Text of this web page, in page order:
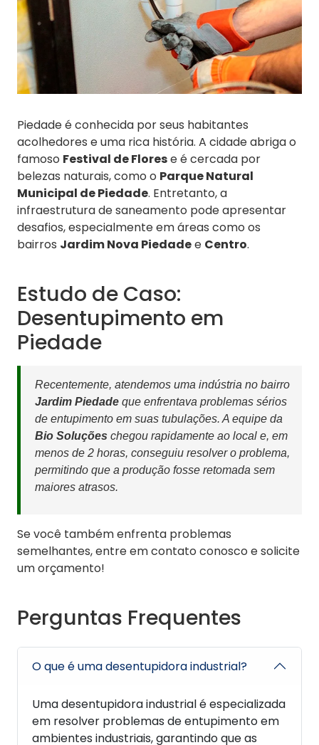
Piedade é conhecida por seus habitantes
acolhedores e uma rica história. A cidade abriga o
famoso Festival de Florese é cercada por
belezas naturais, como o Parque Natural
Municipal de Piedade. Entretanto, a
infraestrutura de saneamento pode apresentar
desafios, especialmente em áreas como os
bairros Jardim Nova Piedadee Centro.
Estudo de Caso:
Desentupimento em
Piedade
Recentemente, atendemos uma indústria no bairro
Jardim Piedade que enfrentava problemas sérios
de entupimento em suas tubulações. A equipe da
Bio Soluções chegou rapidamente ao local e, em
menos de 2 horas, conseguiu resolver o problema,
permitindo que a produção fosse retomada sem
maiores atrasos.
Se você também enfrenta problemas
semelhantes, entre em contato conosco e solicite
um orçamento!
Perguntas Frequentes
O que é uma desentupidora industrial?
Uma desentupidora industrial é especializada
em resolver problemas de entupimento em
ambientes industriais, garantindo que as